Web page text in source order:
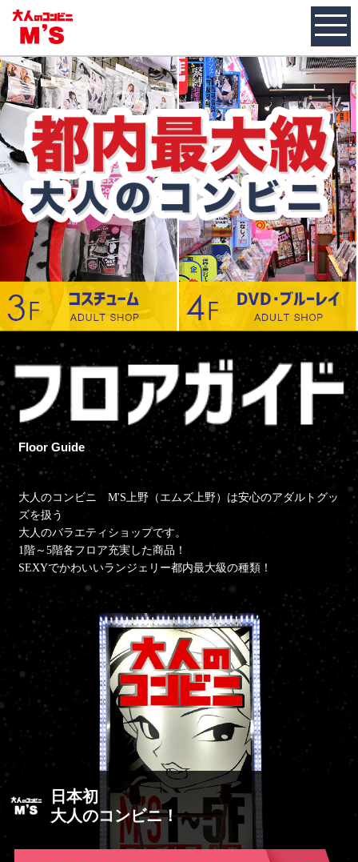
Floor Guide
大人のコンビニ M'S上野（エムズ上野）は安心のアダルトグッ
ズを扱う
大人のバラエティショップです。
1階～5階各フロア充実した商品！
SEXYでかわいいランジェリー都内最大級の種類！
日本初
大人のコンビニ！